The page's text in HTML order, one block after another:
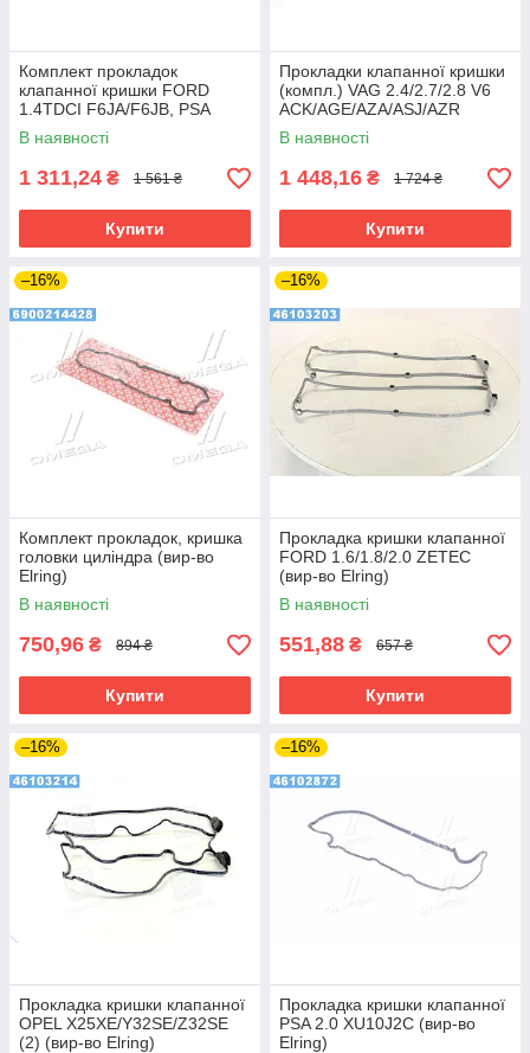
Комплект прокладок
клапанної кришки FORD
1.4TDCI F6JA/F6JB, PSA
8HX/8HZ(DV4TD) (вир-во
Elring)
В наявності
1 311,24 ₴ 1 561 ₴
Купити
Прокладки клапанної кришки
(компл.) VAG 2.4/2.7/2.8 V6
ACK/AGE/AZA/ASJ/AZR
(3CYL) (вир-во Elring)
В наявності
1 448,16 ₴ 1 724 ₴
Купити
–16%
Комплект прокладок, кришка
головки циліндра (вир-во
Elring)
В наявності
750,96 ₴ 894 ₴
Купити
–16%
Прокладка кришки клапанної
FORD 1.6/1.8/2.0 ZETEC
(вир-во Elring)
В наявності
551,88 ₴ 657 ₴
Купити
–16%
Прокладка кришки клапанної
OPEL X25XE/Y32SE/Z32SE
(2) (вир-во Elring)
–16%
Прокладка кришки клапанної
PSA 2.0 XU10J2C (вир-во
Elring)